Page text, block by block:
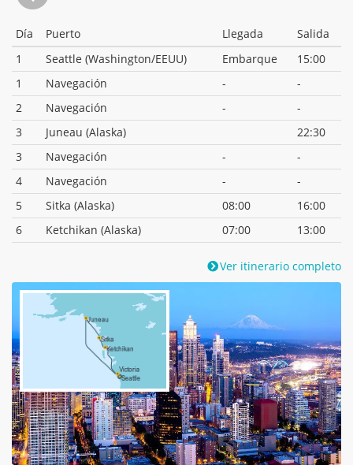
Día Puerto Llegada
Salida
1
Seattle (Washington/EEUU) Embarque
15:00
1
Navegación -
-
2
Navegación -
-
3
Juneau (Alaska)
22:30
3
Navegación -
-
4
Navegación -
-
5
Sitka (Alaska) 08:00
16:00
6
Ketchikan (Alaska) 07:00 13:00
Ver itinerario completo